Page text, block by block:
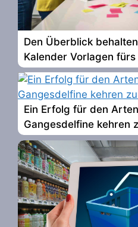
Den Überblick
Kalender Vorlagen fürs
Ein Erfolg für den
Gangesdelfine kehren